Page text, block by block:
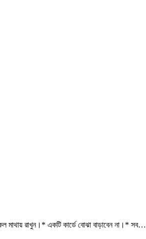
মাথায় রাখুন।* একটি কার্ডে বোঝা বাড়াবেন না।* সব…